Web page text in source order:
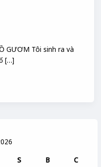
S B
C
GƯƠM Tôi sinh ra và
[…]